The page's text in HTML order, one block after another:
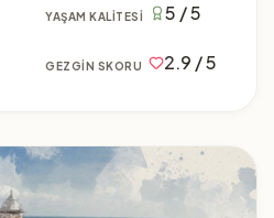
YAŞAM KALITESI 5 / 5
GEZGIN SKORU 2.9 / 5